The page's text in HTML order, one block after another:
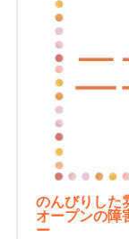
のんびりした
オープンの障
ー